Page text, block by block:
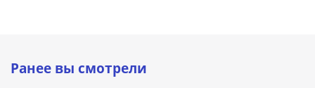
Ранее вы смотрели